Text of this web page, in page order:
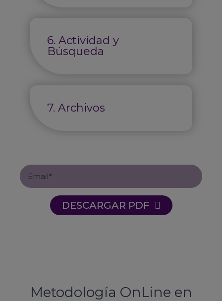
6. Actividad y
Búsqueda
7. Archivos
DESCARGAR PDF
Metodología OnLine en